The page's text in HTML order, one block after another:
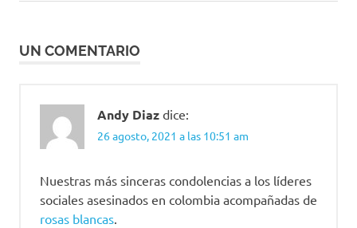
UN COMENTARIO
Andy Diaz dice:
26 agosto, 2021 a las 10:51 am
Nuestras más sinceras condolencias a los líderes
sociales asesinados en colombia acompañadas de
rosas blancas.